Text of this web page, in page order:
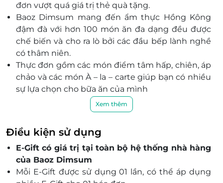
đơn vượt quá giá trị thẻ quà tặng.
Baoz Dimsum mang đến ẩm thực Hồng Kông
đậm đà với hơn 100 món ăn đa dạng đều được
chế biến và cho ra lò bởi các đầu bếp lành nghề
có thâm niên.
Thực đơn gồm các món điểm tâm hấp, chiên, áp
chảo và các món À – la – carte giúp bạn có nhiều
sự lựa chọn cho bữa ăn của mình
Nguyên liệu cao cấp được lựa chọn kỹ lưỡng,
đảm bảo chất lượng món ăn mang đến cho bạn
trải nghiệm ẩm thực chuẩn vị Hồng Kông.
Mỗi món ăn tại Baoz Dimsum đều được chế biến
tỉ mỉ, công phu mang lại hương vị thơm ngon và
chất lượng tuyệt vời giúp bạn có một trải
nghiệm ẩm thực hoàn hảo.
Xem thêm
Điều kiện sử dụng
E-Gift có giá trị tại toàn bộ hệ thống nhà hàng
của Baoz Dimsum
Mỗi E-Gift được sử dụng 01 lần, có thể áp dụng